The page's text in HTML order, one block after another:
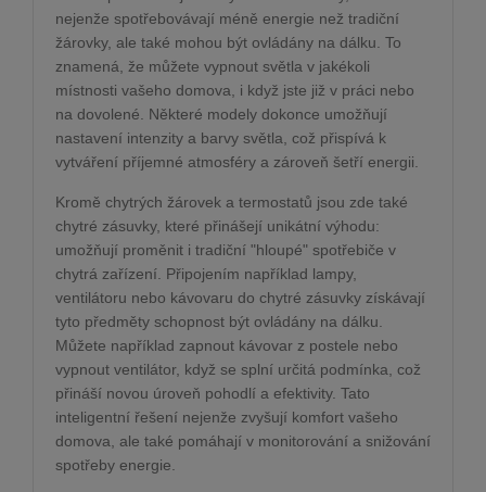
nejenže spotřebovávají méně energie než tradiční
žárovky, ale také mohou být ovládány na dálku. To
znamená, že můžete vypnout světla v jakékoli
místnosti vašeho domova, i když jste již v práci nebo
na dovolené. Některé modely dokonce umožňují
nastavení intenzity a barvy světla, což přispívá k
vytváření příjemné atmosféry a zároveň šetří energii.
Kromě chytrých žárovek a termostatů jsou zde také
chytré zásuvky, které přinášejí unikátní výhodu:
umožňují proměnit i tradiční "hloupé" spotřebiče v
chytrá zařízení. Připojením například lampy,
ventilátoru nebo kávovaru do chytré zásuvky získávají
tyto předměty schopnost být ovládány na dálku.
Můžete například zapnout kávovar z postele nebo
vypnout ventilátor, když se splní určitá podmínka, což
přináší novou úroveň pohodlí a efektivity. Tato
inteligentní řešení nejenže zvyšují komfort vašeho
domova, ale také pomáhají v monitorování a snižování
spotřeby energie.